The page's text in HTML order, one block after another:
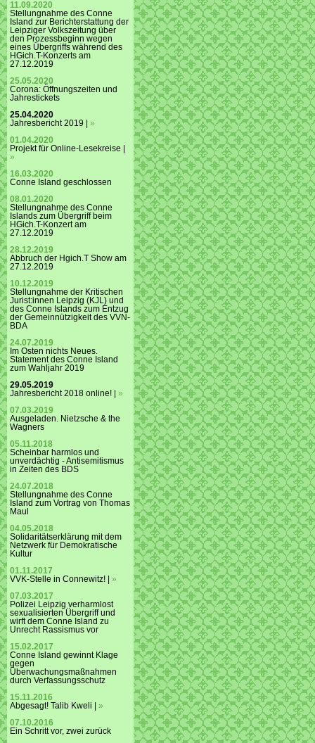
11.09.2020
Stellungnahme des Conne
Island zur Berichterstattung der
Leipziger Volkszeitung über
den Prozessbeginn wegen
eines Übergriffs während des
HGich.T-Konzerts am
27.12.2019
25.05.2020
Corona: Öffnungszeiten und
Jahrestickets
25.04.2020
Jahresbericht 2019 | »
01.04.2020
Projekt für Online-Lesekreise |
»
16.03.2020
Conne Island geschlossen
08.01.2020
Stellungnahme des Conne
Islands zum Übergriff beim
HGich.T-Konzert am
27.12.2019
28.12.2019
Abbruch der Hgich.T Show am
27.12.2019
10.12.2019
Stellungnahme der Kritischen
Jurist:innen Leipzig (KJL) und
des Conne Islands zum Entzug
der Gemeinnützigkeit des VVN-
BDA
24.07.2019
Im Osten nichts Neues.
Statement des Conne Island
zum Wahljahr 2019
29.05.2019
Jahresbericht 2018 online! | »
07.03.2019
Ausgeladen. Nietzsche & the
Wagners
05.11.2018
Scheinbar harmlos und
unverdächtig - Antisemitismus
in Zeiten des BDS
24.07.2018
Stellungnahme des Conne
Island zum Vortrag von Thomas
Maul
04.05.2018
Solidaritätserklärung mit dem
Netzwerk für Demokratische
Kultur
01.11.2017
VVK-Stelle in Connewitz! | »
07.03.2017
Polizei Leipzig verharmlost
sexualisierten Übergriff und
wirft dem Conne Island zu
Unrecht Rassismus vor
15.02.2017
Conne Island gewinnt Klage
gegen
Überwachungsmaßnahmen
durch Verfassungsschutz
15.11.2016
Abgesagt! Talib Kweli | »
07.10.2016
Ein Schritt vor, zwei zurück